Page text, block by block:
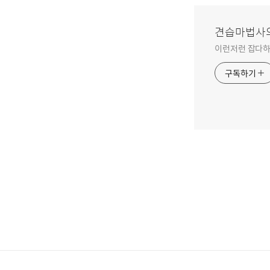
견습마법사
이런저런 잡다
구독하기